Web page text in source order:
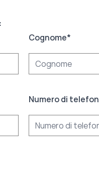
Cognome*
Numero di